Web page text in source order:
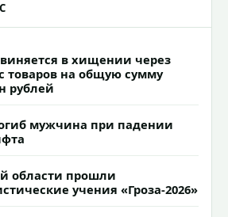
в хищении через
товаров на общую сумму
рублей
мужчина при падении
области прошли
учения «Гроза-2026»